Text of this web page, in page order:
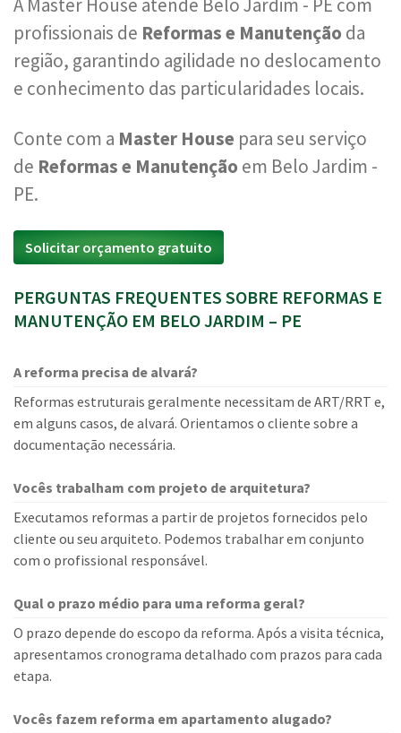
A Master House atende Belo Jardim - PE com
profissionais de Reformas e Manutenção da
região, garantindo agilidade no deslocamento
e conhecimento das particularidades locais.
Conte com a Master House para seu serviço
de Reformas e Manutenção em Belo Jardim -
PE.
Solicitar orçamento gratuito
PERGUNTAS FREQUENTES SOBRE REFORMAS E
MANUTENÇÃO EM BELO JARDIM – PE
A reforma precisa de alvará?
Reformas estruturais geralmente necessitam de ART/RRT e,
em alguns casos, de alvará. Orientamos o cliente sobre a
documentação necessária.
Vocês trabalham com projeto de arquitetura?
Executamos reformas a partir de projetos fornecidos pelo
cliente ou seu arquiteto. Podemos trabalhar em conjunto
com o profissional responsável.
Qual o prazo médio para uma reforma geral?
O prazo depende do escopo da reforma. Após a visita técnica,
apresentamos cronograma detalhado com prazos para cada
etapa.
Vocês fazem reforma em apartamento alugado?